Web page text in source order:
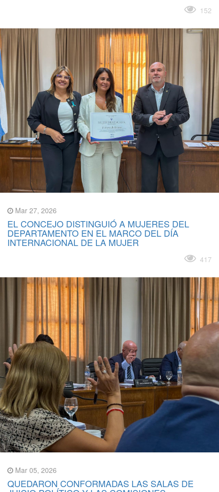
152
Mar 27, 2026
EL CONCEJO DISTINGUIÓ A MUJERES DEL
DEPARTAMENTO EN EL MARCO DEL DÍA
INTERNACIONAL DE LA MUJER
417
Mar 05, 2026
QUEDARON CONFORMADAS LAS SALAS DE